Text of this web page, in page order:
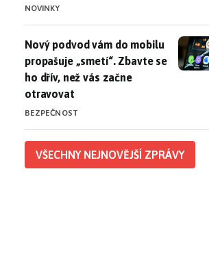
NOVINKY
Nový podvod vám do mobilu
Nový podvod vám do mobilu
propašuje „smetí“. Zbavte se
ho dřív, než vás začne
otravovat
BEZPEČNOST
VŠECHNY NEJNOVĚJŠÍ ZPRÁVY